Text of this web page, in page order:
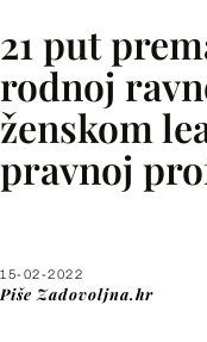
21 put
rodnoj
ženskom
pravnoj
15-02-2022
Piše Zadovoljna.hr